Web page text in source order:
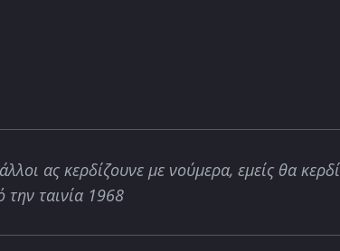
ας κερδίζουνε με νούμερα, εμείς θα
την ταινία 1968